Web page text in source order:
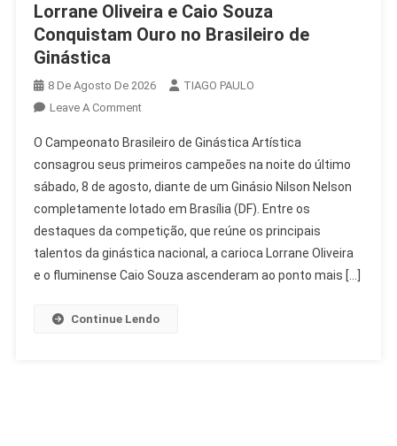
Lorrane Oliveira e Caio Souza
Conquistam Ouro no Brasileiro de
Ginástica
8 De Agosto De 2026
TIAGO PAULO
Leave A CommentOn
Oliveira
E
Caio
Souza
Conquistam
Ouro
No
O Campeonato Brasileiro de Ginástica Artística
consagrou seus primeiros campeões na noite do último
sábado, 8 de agosto, diante de um Ginásio Nilson Nelson
completamente lotado em Brasília (DF). Entre os
destaques da competição, que reúne os principais
talentos da ginástica nacional, a carioca Lorrane Oliveira
e o fluminense Caio Souza ascenderam ao ponto mais […]
Continue Lendo